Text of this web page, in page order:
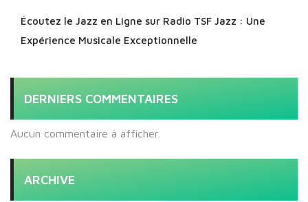
Écoutez le Jazz en Ligne sur Radio TSF Jazz : Une
Expérience Musicale Exceptionnelle
DERNIERS COMMENTAIRES
Aucun commentaire à afficher.
ARCHIVE